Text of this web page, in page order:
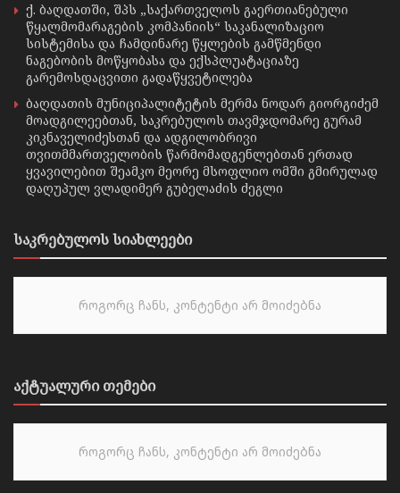
ქ. ბაღდათში, შპს „საქართველოს გაერთიანებული
წყალმომარაგების კომპანიის“ საკანალიზაციო
სისტემისა და ჩამდინარე წყლების გამწმენდი
ნაგებობის მოწყობასა და ექსპლუატაციაზე
გარემოსდაცვითი გადაწყვეტილება
ბაღდათის მუნიციპალიტეტის მერმა ნოდარ გიორგიძემ
მოადგილეებთან, საკრებულოს თავმჯდომარე გურამ
კიკნაველიძესთან და ადგილობრივი
თვითმმართველობის წარმომადგენლებთან ერთად
ყვავილებით შეამკო მეორე მსოფლიო ომში გმირულად
დაღუპულ ვლადიმერ გუბელაძის ძეგლი
საკრებულოს სიახლეები
როგორც ჩანს, კონტენტი არ მოიძებნა
აქტუალური თემები
როგორც ჩანს, კონტენტი არ მოიძებნა